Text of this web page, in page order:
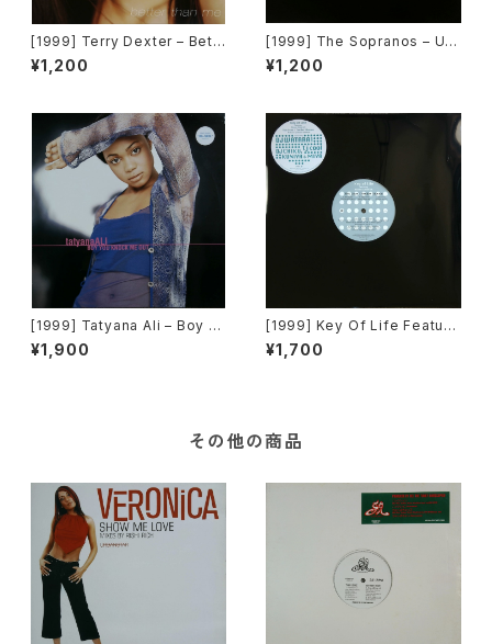
[1999] Terry Dexter – Bett
er Than Me [Warner Bros.
Records][在庫B]
¥1,200
[1999] The Sopranos – Unt
itled [Muggsy Records]
¥1,200
[1999] Tatyana Ali – Boy Y
ou Knock Me Out [Epic]
¥1,900
[1999] Key Of Life Featuri
ng Alison Limerick – This L
ove / Tender Illusion [Vict
¥1,700
その他の商品